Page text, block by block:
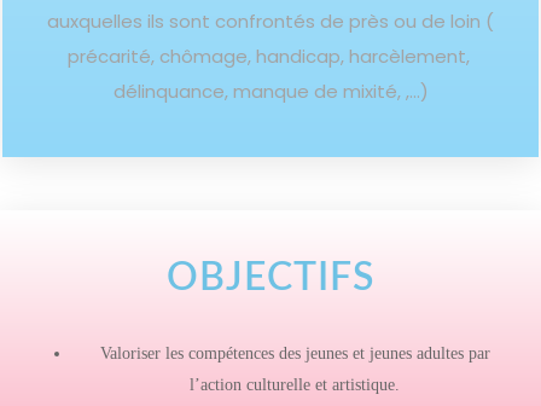
auxquelles ils sont confrontés de près ou de loin (
précarité, chômage, handicap, harcèlement,
délinquance, manque de mixité, ,…)
OBJECTIFS
Valoriser les compétences des jeunes et jeunes adultes par
l’action culturelle et artistique.